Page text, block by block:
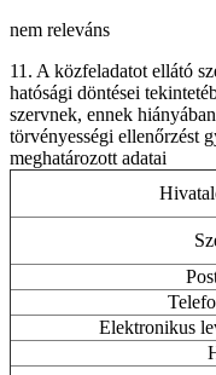
nem releváns
11. A közfeladatot ellátó
hatósági döntései
szervnek, ennek
törvényességi ellenőrzést
meghatározott adatai
Elektronikus